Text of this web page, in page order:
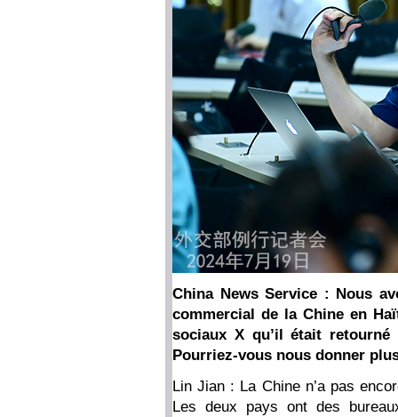
China News Service : Nous
commercial de la Chine en
sociaux X qu’il était
Pourriez-vous nous donner
Lin Jian : La Chine n’a pas
Les deux pays ont des